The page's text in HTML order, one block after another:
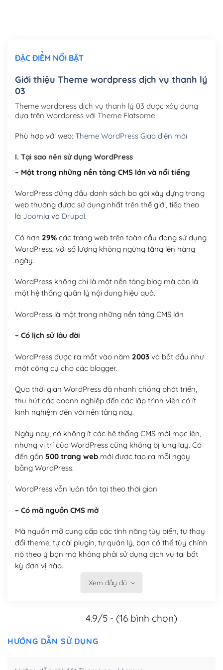
Mua thêm Host + Tên miền
Hosting 2GB SSD (1 năm)(+450,000₫)
Hosting 3GB SSD (1 năm)(+550,000₫)
Hosting 5GB SSD (1 năm)
Hosting 8GB SSD (1 năm) (+950,000₫)
ĐẶC ĐIỂM NỔI BẬT
Giới thiệu Theme wordpress dịch vụ thanh lý
03
Theme wordpress dịch vụ thanh lý 03 được xây dựng
dựa trên Wordpress với Theme Flatsome
Phù hợp với web: Theme WordPress Giao diện mới
I. Tại sao nên sử dụng WordPress
– Một trong những nền tảng CMS lớn và nổi tiếng
WordPress đứng đầu danh sách ba gói xây dựng trang
web thường được sử dụng nhất trên thế giới, tiếp theo
là Joomla và Drupal.
Có hơn 29%các trang web trên toàn cầu đang sử dụng
WordPress, với số lượng không ngừng tăng lên hàng
ngày.
WordPress không chỉ là một nền tảng blog mà còn là
một hệ thống quản lý nội dung hiệu quả.
WordPress là một trong những nền tảng CMS lớn
– Có lịch sử lâu đời
WordPress được ra mắt vào năm 2003và bắt đầu như
một công cụ cho các blogger.
Qua thời gian WordPress đã nhanh chóng phát triển,
thu hút các doanh nghiệp đến các lập trình viên có ít
kinh nghiệm đến với nền tảng này.
Ngày nay, có không ít các hệ thống CMS mới mọc lên,
nhưng vị trí của WordPress cũng không bị lung lay. Có
đến gần 500 trang webmới được tạo ra mỗi ngày
bằng WordPress.
WordPress vẫn luôn tồn tại theo thời gian
– Có mã nguồn CMS mở
Mã nguồn mở cung cấp các tính năng tùy biến, tự thay
đổi theme, tự cài plugin, tự quản lý, bạn có thể tùy chỉnh
nó theo ý bạn mà không phải sử dụng dịch vụ tại bất
kỳ đơn vị nào.
Việc của bạn là đăng ký một tên miền và hosting để
Có thể tùy biến trên website WordPress
– Thân thiện với công cụ tìm kiếm
Xem đầy đủ
4.9/5 - (16 bình chọn)
HƯỚNG DẪN SỬ DỤNG